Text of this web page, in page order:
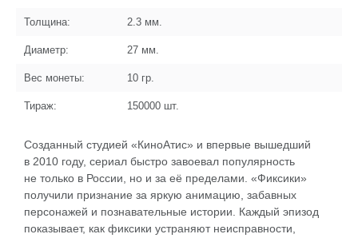
Толщина: 2.3 мм.
Диаметр: 27 мм.
Вес монеты: 10 гр.
Тираж: 150000 шт.
Созданный студией «КиноАтис» и впервые вышедший
в 2010 году, сериал быстро завоевал популярность
не только в России, но и за её пределами. «Фиксики»
получили признание за яркую анимацию, забавных
персонажей и познавательные истории. Каждый эпизод
показывает, как фиксики устраняют неисправности,